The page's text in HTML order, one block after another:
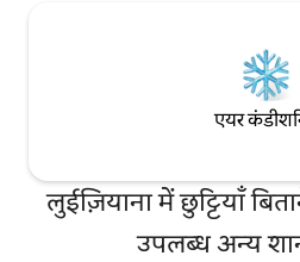
एयर
लुईज़ियाना में छुट्टियाँ
उपलब्ध अन्य